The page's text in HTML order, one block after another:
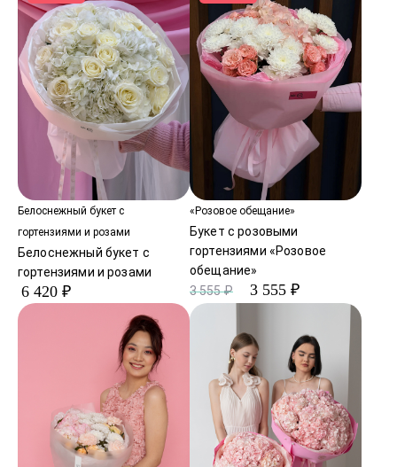
Белоснежный букет с
гортензиями и розами
Белоснежный букет с
гортензиями и розами
6 420 ₽
«Розовое обещание»
Букет с розовыми
гортензиями «Розовое
обещание»
3 555 ₽
3 555 ₽